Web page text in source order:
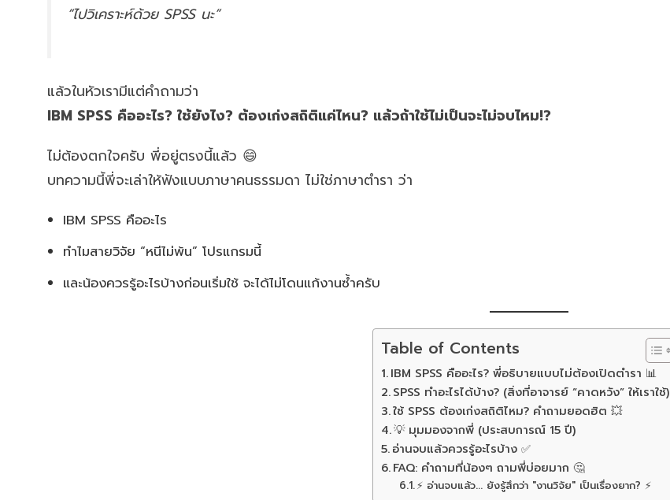
“ไปวิเคราะห์ด้วย SPSS นะ”
แล้วในหัวเรามีแต่คำถามว่า
IBM SPSS คืออะไร? ใช้ยังไง? ต้องเก่งสถิติแค่ไหน? แล้วถ้าใช้ไม่เป็นจะไม่จบไหม!?
ไม่ต้องตกใจครับ พี่อยู่ตรงนี้แล้ว 😄
บทความนี้พี่จะเล่าให้ฟังแบบภาษาคนธรรมดา ไม่ใช่ภาษาตำรา ว่า
IBM SPSS คืออะไร
ทำไมสายวิจัย “หนีไม่พ้น” โปรแกรมนี้
และน้องควรรู้อะไรบ้างก่อนเริ่มใช้ จะได้ไม่โดนแก้งานซ้ำครับ
Table of Contents
IBM SPSS คืออะไร? พี่อธิบายแบบไม่ต้องเปิดตำรา 📊
SPSS ทำอะไรได้บ้าง? (สิ่งที่อาจารย์ “คาดหวัง” ให้เราใช้)
ใช้ SPSS ต้องเก่งสถิติไหม? คำถามยอดฮิต 💥
💡 มุมมองจากพี่ (ประสบการณ์ 15 ปี)
อ่านจบแล้วควรรู้อะไรบ้าง ✅
FAQ: คำถามที่น้องๆ ถามพี่บ่อยมาก 🤔
⚡ อ่านจบแล้ว... ยังรู้สึกว่า "งานวิจัย" เป็นเรื่องยาก? ⚡